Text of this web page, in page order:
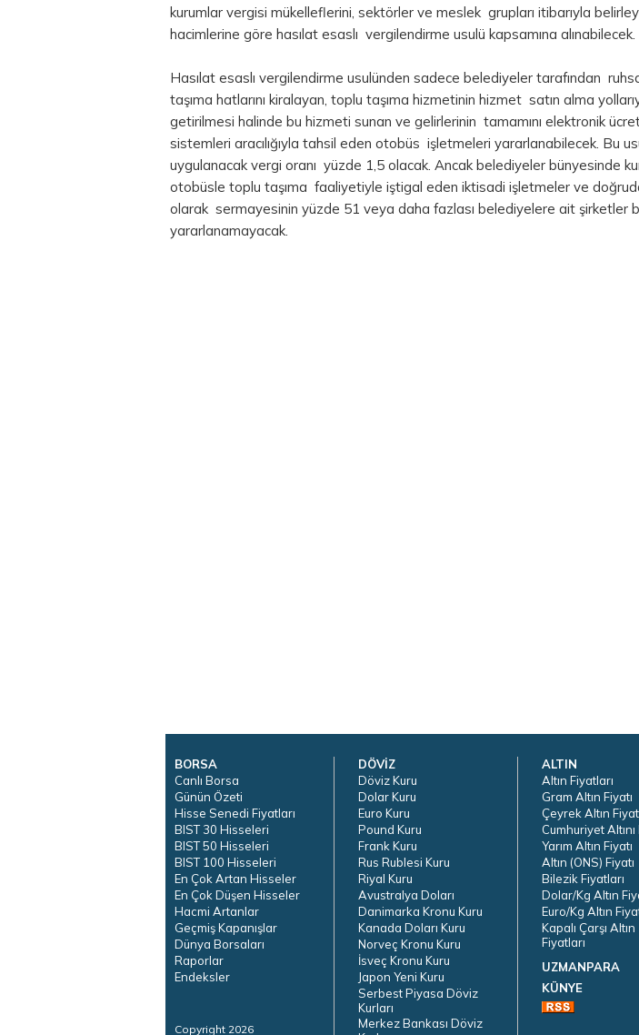
kurumlar vergisi mükelleflerini, sektörler ve meslek grupları itibarıyla
hacimlerine göre hasılat esaslı vergilendirme usulü kapsamına alınabilecek.
Hasılat esaslı vergilendirme usulünden sadece belediyeler tarafından
taşıma hatlarını kiralayan, toplu taşıma hizmetinin hizmet satın alma
getirilmesi halinde bu hizmeti sunan ve gelirlerinin tamamını elektronik
sistemleri aracılığıyla tahsil eden otobüs işletmeleri yararlanabilecek. Bu
uygulanacak vergi oranı yüzde 1,5 olacak. Ancak belediyeler bünyesinde
otobüsle toplu taşıma faaliyetiyle iştigal eden iktisadi işletmeler ve
olarak sermayesinin yüzde 51 veya daha fazlası belediyelere ait şirketler
yararlanamayacak.
BORSA
Canlı Borsa
Günün Özeti
Hisse Senedi Fiyatları
BIST 30 Hisseleri
BIST 50 Hisseleri
BIST 100 Hisseleri
En Çok Artan Hisseler
En Çok Düşen Hisseler
Hacmi Artanlar
Geçmiş Kapanışlar
Dünya Borsaları
Raporlar
Endeksler
Copyright 2026
DÖVİZ
Döviz Kuru
Dolar Kuru
Euro Kuru
Pound Kuru
Frank Kuru
Rus Rublesi Kuru
Riyal Kuru
Avustralya Doları
Danimarka Kronu Kuru
Kanada Doları Kuru
Norveç Kronu Kuru
İsveç Kronu Kuru
Japon Yeni Kuru
Serbest Piyasa Döviz
Kurları
Merkez Bankası Döviz
ALTIN
Altın Fiyatları
Gram Altın Fiyatı
Çeyrek Altın
Cumhuriyet Altını
Yarım Altın Fiyatı
Altın (ONS) Fiyatı
Bilezik Fiyatları
Dolar/Kg Altın
Euro/Kg Altın
Kapalı Çarşı Altın
Fiyatları
UZMANPARA
KÜNYE